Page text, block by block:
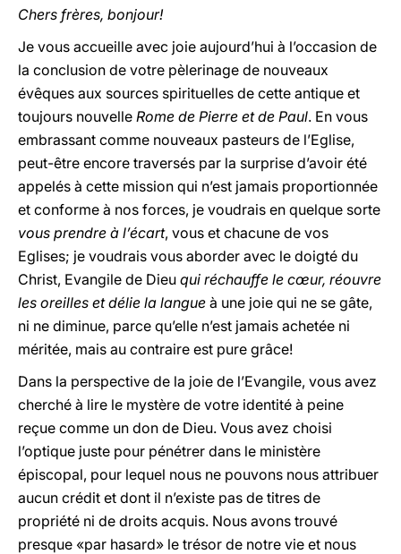
Chers frères, bonjour!
Je vous accueille avec joie aujourd’hui à l’occasion de
la conclusion de votre pèlerinage de nouveaux
évêques aux sources spirituelles de cette antique et
toujours nouvelle Rome de Pierre et de Paul. En vous
embrassant comme nouveaux pasteurs de l’Eglise,
peut-être encore traversés par la surprise d’avoir été
appelés à cette mission qui n’est jamais proportionnée
et conforme à nos forces, je voudrais en quelque sorte
vous prendre à l’écart, vous et chacune de vos
Eglises; je voudrais vous aborder avec le doigté du
Christ, Evangile de Dieu qui réchauffe le cœur, réouvre
les oreilles et délie la langue à une joie qui ne se gâte,
ni ne diminue, parce qu’elle n’est jamais achetée ni
méritée, mais au contraire est pure grâce!
Dans la perspective de la joie de l’Evangile, vous avez
cherché à lire le mystère de votre identité à peine
reçue comme un don de Dieu. Vous avez choisi
l’optique juste pour pénétrer dans le ministère
épiscopal, pour lequel nous ne pouvons nous attribuer
aucun crédit et dont il n’existe pas de titres de
propriété ni de droits acquis. Nous avons trouvé
presque «par hasard» le trésor de notre vie et nous